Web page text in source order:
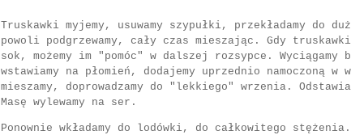
Truskawki myjemy, usuwamy szypułki, przekładamy do
powoli podgrzewamy, cały czas mieszając. Gdy
sok, możemy im "pomóc" w dalszej rozsypce. Wyciągamy
wstawiamy na płomień, dodajemy uprzednio namoczoną
mieszamy, doprowadzamy do "lekkiego" wrzenia.
Masę wylewamy na ser.
Ponownie wkładamy do lodówki, do całkowitego stężenia.